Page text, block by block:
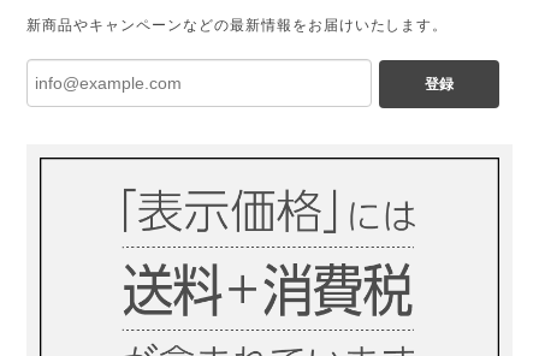
新商品やキャンペーンなどの最新情報をお届けいたします。
登録